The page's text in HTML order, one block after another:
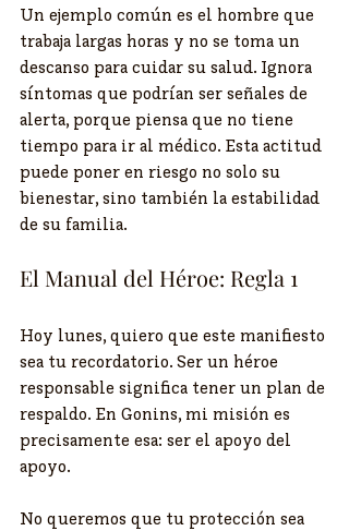
Un ejemplo común es el hombre que
trabaja largas horas y no se toma un
descanso para cuidar su salud. Ignora
síntomas que podrían ser señales de
alerta, porque piensa que no tiene
tiempo para ir al médico. Esta actitud
puede poner en riesgo no solo su
bienestar, sino también la estabilidad
de su familia.
El Manual del Héroe: Regla 1
Hoy lunes, quiero que este manifiesto
sea tu recordatorio. Ser un héroe
responsable significa tener un plan de
respaldo. En Gonins, mi misión es
precisamente esa: ser el apoyo del
apoyo.
No queremos que tu protección sea